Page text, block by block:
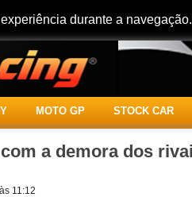
durante a navegação.
MOTO GP STOCK CAR
a demora dos
11:12